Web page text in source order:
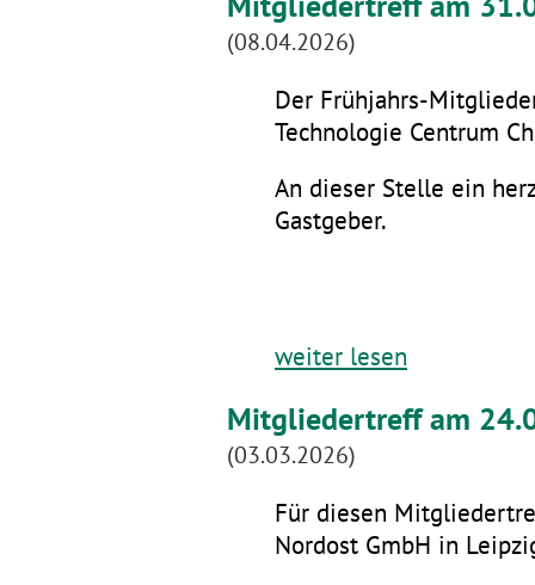
(08.04.2026)
Der Frühjahrs-
Technologie Centrum
An dieser Stelle ein
Gastgeber.
weiter lesen
Mitgliedertreff am
(03.03.2026)
Für diesen
Nordost GmbH in